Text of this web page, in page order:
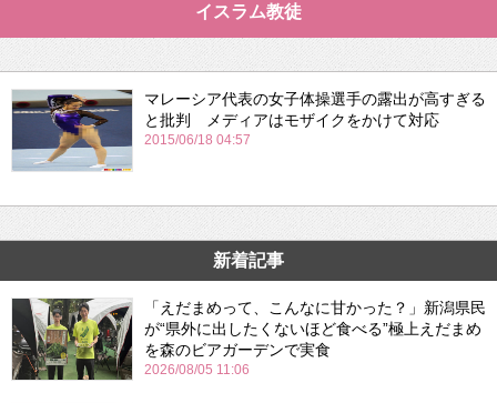
イスラム教徒
マレーシア代表の女子体操選手の露出が高すぎる
と批判 メディアはモザイクをかけて対応
2015/06/18 04:57
新着記事
「えだまめって、こんなに甘かった？」新潟県民
が“県外に出したくないほど食べる”極上えだまめ
を森のビアガーデンで実食
2026/08/05 11:06